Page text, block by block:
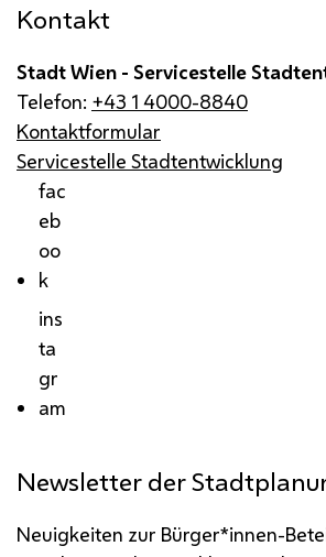
Kontakt
Stadt Wien - Servicestelle
Telefon: +43 1 4000-8840
Kontaktformular
Servicestelle Stadtentwicklung
fac
eb
oo
k
ins
ta
gr
am
Newsletter der
Neuigkeiten zur Bürger*innen-